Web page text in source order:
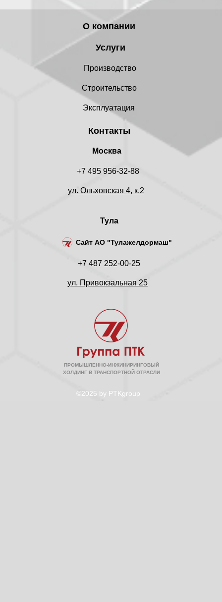
Москва
ул. Привокзальная 25
©2025 by PTKgroup
ПРОМЫШЛЕННО-ИНЖИНИРИНГОВЫЙ
ХОЛДИНГ В ТРАНСПОРТНОЙ ОТРАСЛИ
ул. Ольховская 4, к.2
Тула
О компании
Контакты
Сайт АО "Тулажелдормаш"
Услуги
Производство
+7 487 252-00-25
+7 495 956-32-88
Строительство
Эксплуатация